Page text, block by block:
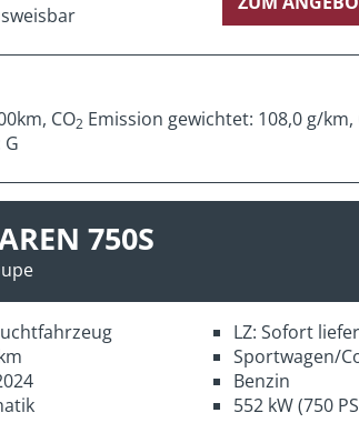
CO2 Emission gewichtet: 108,0 g/km,
750S
LZ: Sofort
Sportwagen/
Benzin
552 kW (750